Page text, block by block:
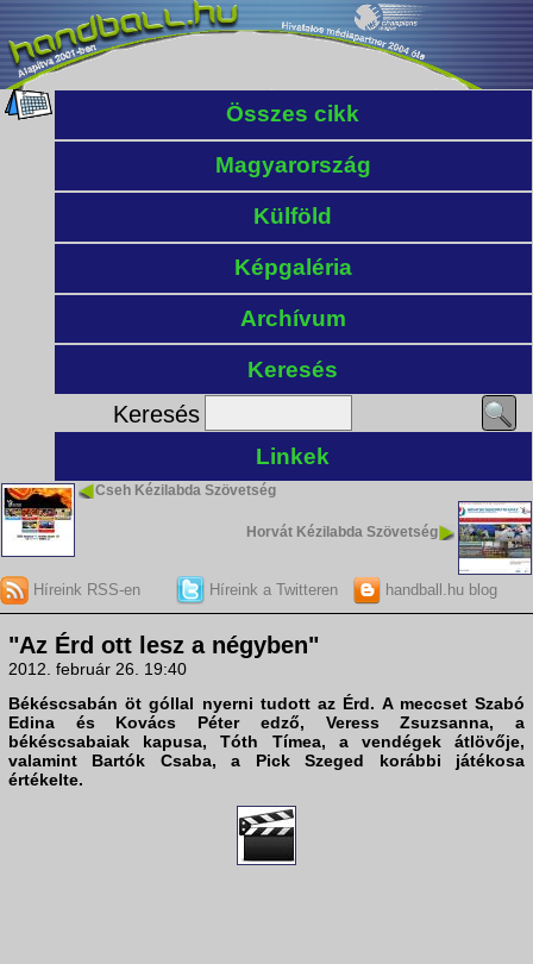
Összes cikk
Magyarország
Külföld
Képgaléria
Archívum
Keresés
Keresés
Linkek
Cseh Kézilabda Szövetség
Horvát Kézilabda Szövetség
Híreink RSS-en Híreink a Twitteren handball.hu blog
"Az Érd ott lesz a négyben"
2012. február 26. 19:40
Békéscsabán öt góllal nyerni tudott az Érd. A meccsetSzabó
Edina és Kovács Péteredző, Veress Zsuzsanna, a
békéscsabaiak kapusa,Tóth Tímea, a vendégek átlövője,
valamint Bartók Csaba, a Pick Szeged korábbi játékosa
értékelte.